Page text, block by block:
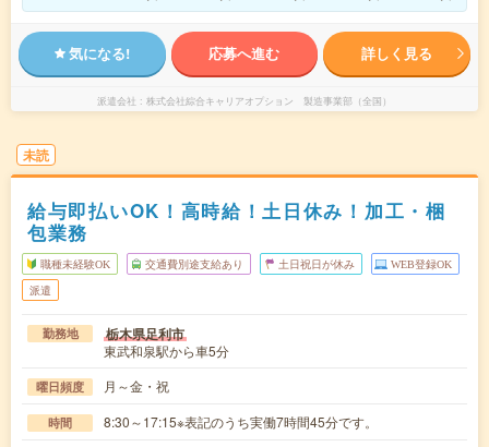
気になる! 応募へ進む 詳しく見る
派遣会社 株式会社綜合キャリアオプション 製造事業部（全国）
未読
給与即払いOK！高時給！土日休み！加工・梱
包業務
職種未経験OK 交通費別途支給あり 土日祝日が休み WEB登録OK
派遣
勤務地 栃木県足利市
東武和泉駅から車5分
曜日頻度 月～金・祝
時間 8:30～17:15※表記のうち実働7時間45分です。